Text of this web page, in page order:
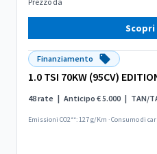
Finanziamento
1.0 TSI 70KW (95CV)
48 rate | Anticipo € 5.000 | TAN/
Emissioni CO2**: 127 g/Km ·Consumo di